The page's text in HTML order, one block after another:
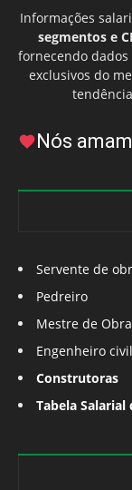
Informações
segmentos e
fornecendo dados
exclusivos do
Nós
Servente de
Pedreiro
Mestre de
Engenheiro civil
Construtoras
Tabela